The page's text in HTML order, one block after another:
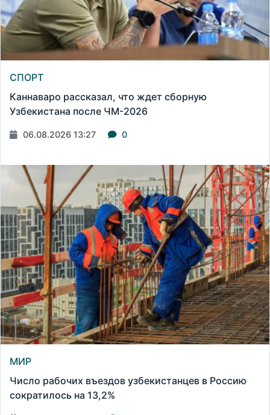
СПОРТ
Каннаваро рассказал, что ждет сборную
Узбекистана после ЧМ-2026
06.08.2026 13:27 0
МИР
Число рабочих въездов узбекистанцев в Россию
сократилось на 13,2%